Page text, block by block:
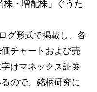
・増配株」ぐうた
グ形式で掲載し、各
チャートおよび売
はマネックス証券
ので、銘柄研究に